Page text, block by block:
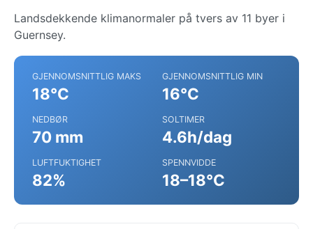
Landsdekkende klimanormaler på tvers av 11 byer i
Guernsey.
GJENNOMSNITTLIG MAKS
18°C
GJENNOMSNITTLIG MIN
16°C
NEDBØR
70 mm
SOLTIMER
4.6h/dag
LUFTFUKTIGHET
82%
SPENNVIDDE
18–18°C